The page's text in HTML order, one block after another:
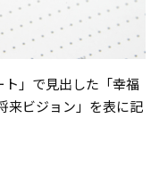
」で見出した「幸福
来ビジョン」を表に記